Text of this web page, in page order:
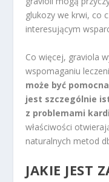
glukozy we krwi, co
interesującym
Co więcej, graviola
wspomaganiu
może być
jest szczególnie
z problemami
właściwości
naturalnych metod
JAKIE JEST